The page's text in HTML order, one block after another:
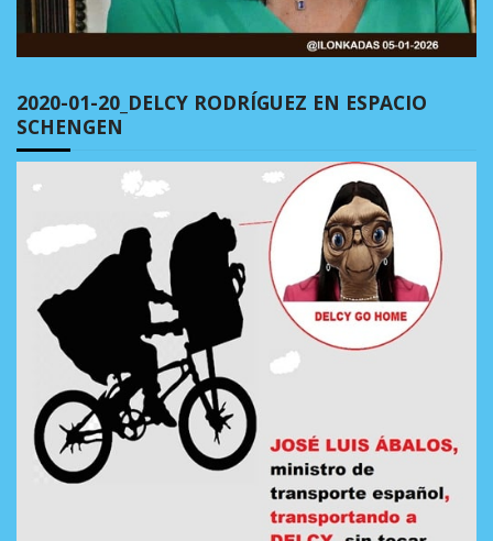
2020-01-20_DELCY RODRÍGUEZ EN ESPACIO
SCHENGEN